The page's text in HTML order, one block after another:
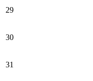
29
30
31